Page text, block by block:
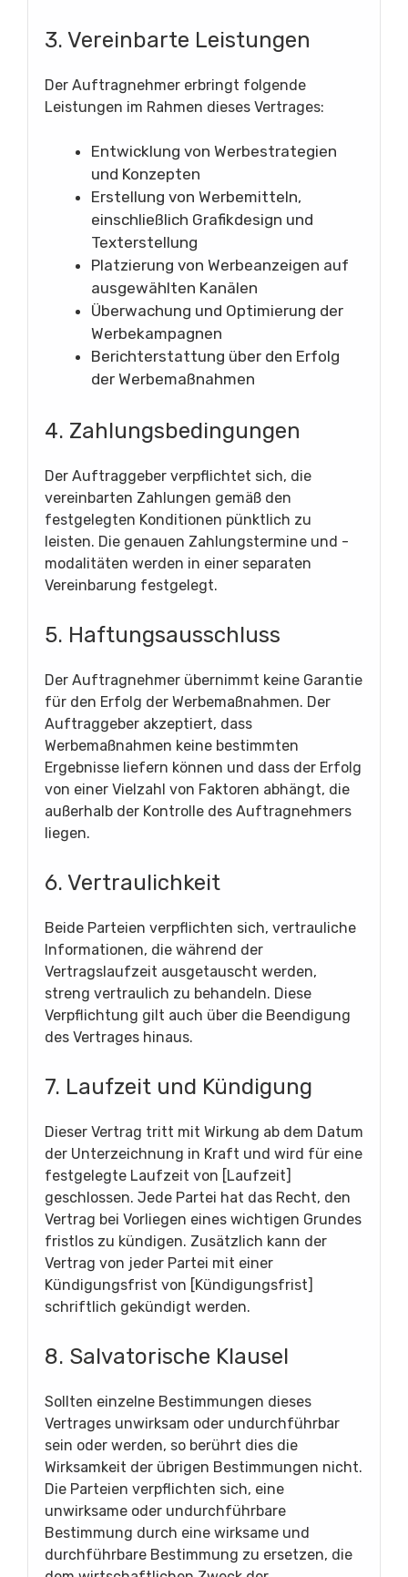
3. Vereinbarte Leistungen
Der Auftragnehmer erbringt folgende
Leistungen im Rahmen dieses Vertrages:
Entwicklung von Werbestrategien
und Konzepten
Erstellung von Werbemitteln,
einschließlich Grafikdesign und
Texterstellung
Platzierung von Werbeanzeigen auf
ausgewählten Kanälen
Überwachung und Optimierung der
Werbekampagnen
Berichterstattung über den Erfolg
der Werbemaßnahmen
4. Zahlungsbedingungen
Der Auftraggeber verpflichtet sich, die
vereinbarten Zahlungen gemäß den
festgelegten Konditionen pünktlich zu
leisten. Die genauen Zahlungstermine und -
modalitäten werden in einer separaten
Vereinbarung festgelegt.
5. Haftungsausschluss
Der Auftragnehmer übernimmt keine Garantie
für den Erfolg der Werbemaßnahmen. Der
Auftraggeber akzeptiert, dass
Werbemaßnahmen keine bestimmten
Ergebnisse liefern können und dass der Erfolg
von einer Vielzahl von Faktoren abhängt, die
außerhalb der Kontrolle des Auftragnehmers
liegen.
6. Vertraulichkeit
Beide Parteien verpflichten sich, vertrauliche
Informationen, die während der
Vertragslaufzeit ausgetauscht werden,
streng vertraulich zu behandeln. Diese
Verpflichtung gilt auch über die Beendigung
des Vertrages hinaus.
7. Laufzeit und Kündigung
Dieser Vertrag tritt mit Wirkung ab dem Datum
der Unterzeichnung in Kraft und wird für eine
festgelegte Laufzeit von [Laufzeit]
geschlossen. Jede Partei hat das Recht, den
Vertrag bei Vorliegen eines wichtigen Grundes
fristlos zu kündigen. Zusätzlich kann der
Vertrag von jeder Partei mit einer
Kündigungsfrist von [Kündigungsfrist]
schriftlich gekündigt werden.
8. Salvatorische Klausel
Sollten einzelne Bestimmungen dieses
Vertrages unwirksam oder undurchführbar
sein oder werden, so berührt dies die
Wirksamkeit der übrigen Bestimmungen nicht.
Die Parteien verpflichten sich, eine
unwirksame oder undurchführbare
Bestimmung durch eine wirksame und
durchführbare Bestimmung zu ersetzen, die